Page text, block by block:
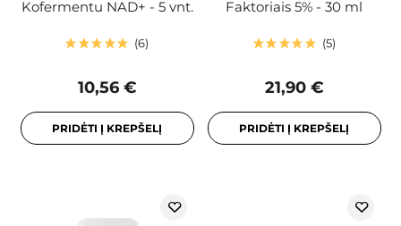
Kofermentu NAD+ - 5 vnt.
6
10,56 €
PRIDĖTI Į KREPŠELĮ
Faktoriais 5% - 30 ml
5
21,90 €
PRIDĖTI Į KREPŠELĮ